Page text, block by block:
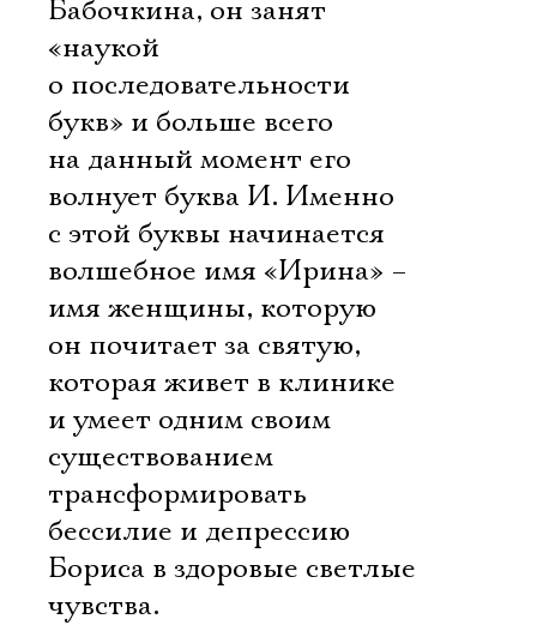
Бабочкина, он занят
«наукой
о последовательности
букв» и больше всего
на данный момент его
волнует буква И. Именно
с этой буквы начинается
волшебное имя «Ирина» –
имя женщины, которую
он почитает за святую,
которая живет в клинике
и умеет одним своим
существованием
трансформировать
бессилие и депрессию
Бориса в здоровые светлые
чувства.